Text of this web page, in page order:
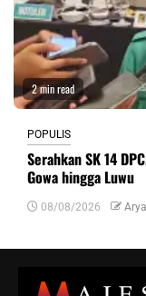
2 min read
POPULIS
Serahkan SK 14
Gowa hingga Luwu
08/08/2026